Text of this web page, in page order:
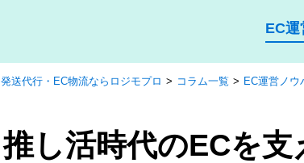
EC運
発送代行・EC物流ならロジモプロ コラム一覧 EC運営ノウ
推し活時代のECを